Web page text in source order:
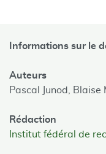
Informations sur le
Auteurs
Pascal Junod,
Blaise
Rédaction
Institut fédéral de